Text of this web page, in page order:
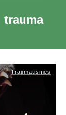
trauma
Traumatismes